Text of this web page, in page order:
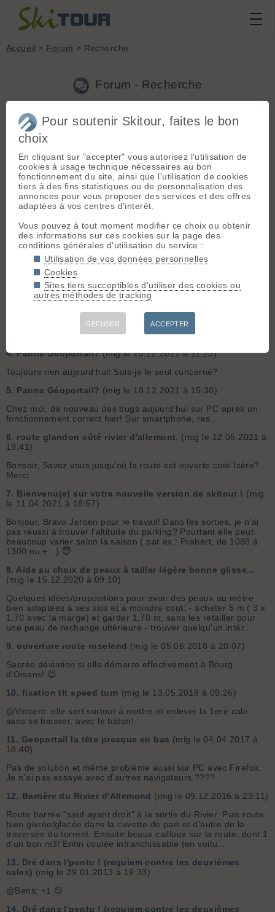
Accueil > Forum > Recherche
Forum - Recherche
Nouveau sujet|Voir tous les sujets
17 résultats
Panne Géoportail(mig le 26.03.2023 à 20:58)
Merci de vos retours. Pour moi, tout nickel sur Pc, mais
toujours impossible d'afficher les cartes ign sur skitour et
géoportail :-(((
Panne Géoportail
(mig le 26.03.2023 à 14:21)
Bonjour, Encore des pb avec géoportail: depuis 3 jours, sur
mon smartphone, impossible d'afficher le fond de carte ign ou
plan sur l'extrait de carte qui accompagne chaque sortie
Skitour seulement open topo ou esri! Impossible aussi d'ouvrir
Panne Géoportail?(mig le 20.12.2021 à 13:20)
Effectivement, ça fonctionne sous chrome et edge mais
impossible de l'ouvrir avec Firefox le renard a du bouffer la
4.Panne Géoportail?(mig le 20.12.2021 à 11:23)
Toujours rien aujourd'hui! Suis-je le seul concerné?
5. Panne Géoportail? (mig le 18.12.2021 à 15:30)
Chez moi, de nouveau des bugs aujourd'hui sur PC après un
fonctionnement correct hier! Sur smartphone, ras...
6. route glandon côté rivier d'allemont. (mig le 12.05.2021 à
19:41)
Bonsoir, Savez vous jusqu'où la route est ouverte coté Isère?
Merci
7. Bienvenu(e) sur votre nouvelle version de skitour ! (mig
le 11.04.2021 à 18:57)
Bonjour, Bravo Jeroen pour le travail! Dans les sorties, je n'ai
pas réussi à trouver l'altitude du parking? Pourtant elle peut
beaucoup varier selon la saison ( par ex.: Prabert, de 1088 à
1300 ou +...) 😇
8. Aide au choix de peaux à tailler légère bonne glisse...
(mig le 15.12.2020 à 09:10)
Quelques idées/propositions pour avoir des peaux au mètre
bien adaptées à ses skis et à moindre cout: - acheter 5 m ( 3 x
1,70 avec la marge) et garder 1,70 m, sans les retailler pour
une peau de rechange ultérieure - trouver quelqu'un intér...
9. ouverture route roselend (mig le 05.06.2018 à 20:07)
Sacrée déviation si elle démarre effectivement à Bourg
d'Oisans! 😉
10. fixation tlt speed turn (mig le 13.05.2018 à 09:26)
@Vincent: elle sert surtout à mettre et enlever la 1ere cale
sans se baisser, avec le bâton!
11. Geoportail la tête presque en bas (mig le 04.04.2017 à
18:40)
Pas de solution et même problème aussi sur PC avec Firefox.
Je n'ai pas essayé avec d'autres navigateurs.????
12. Barrière du Rivier d'Allemond (mig le 09.12.2016 à 23:11)
Route barrée "sauf ayant droit" à la sortie du Rivier. Puis route
bien givrée/glacée dans la cuvette de part et d'autre de la
traversée du torrent. Ensuite beaux cailloux sur la route, dont 1
d'un bon m3! Enfin coulée infranchissable (en voitu...
13. Dré dans l'pentu ! (requiem contre les deuxièmes
cales) (mig le 29.01.2013 à 19:33)
@Bens; +1 😉
14. Dré dans l'pentu ! (requiem contre les deuxièmes
Pour soutenir Skitour, faites le bon
choix
En cliquant sur "accepter" vous autorisez l'utilisation de
cookies à usage technique nécessaires au bon
fonctionnement du site, ainsi que l'utilisation de cookies
tiers à des fins statistiques ou de personnalisation des
annonces pour vous proposer des services et des offres
adaptées à vos centres d'interêt.
Vous pouvez à tout moment modifier ce choix ou obtenir
des informations sur ces cookies sur la page des
conditions générales d'utilisation du service :
Utilisation de vos données personnelles
Cookies
Sites tiers succeptibles d'utiliser des cookies ou
autres méthodes de tracking
REFUSER ACCEPTER